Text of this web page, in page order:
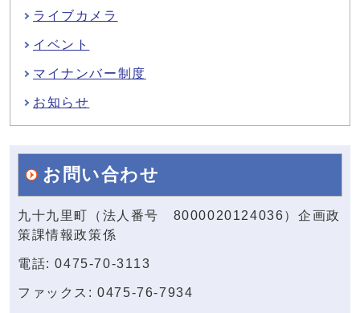
ライブカメラ
イベント
マイナンバー制度
お知らせ
お問い合わせ
九十九里町（法人番号 8000020124036）企画政
策課情報政策係
電話: 0475-70-3113
ファックス: 0475-76-7934